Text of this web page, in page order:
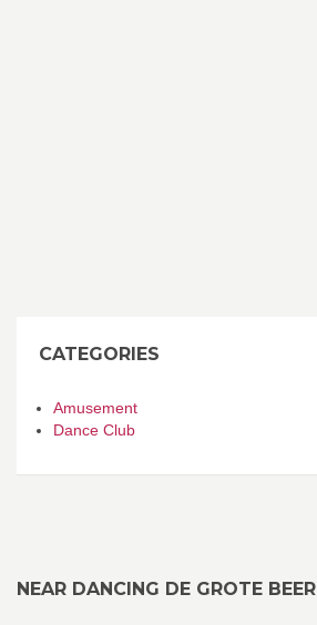
CATEGORIES
Amusement
Dance Club
NEAR DANCING DE GROTE BEER